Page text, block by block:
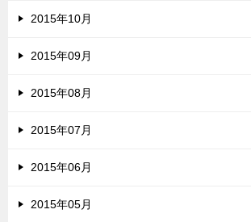
2015年10月
2015年09月
2015年08月
2015年07月
2015年06月
2015年05月